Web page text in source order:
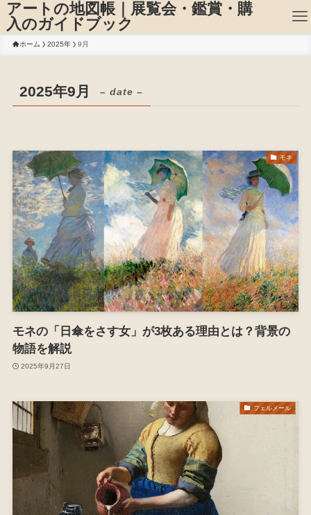
アートの地図帳｜展覧会・鑑賞・購
入のガイドブック
ホーム 2025年 9月
2025年9月 – date –
モネ
モネの「日傘をさす女」が3枚ある理由とは？背景の
物語を解説
2025年9月27日
フェルメール